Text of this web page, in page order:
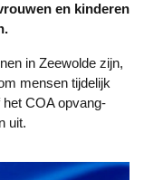
en kinderen
mensen tijdelijk
COA opvang-
uit.